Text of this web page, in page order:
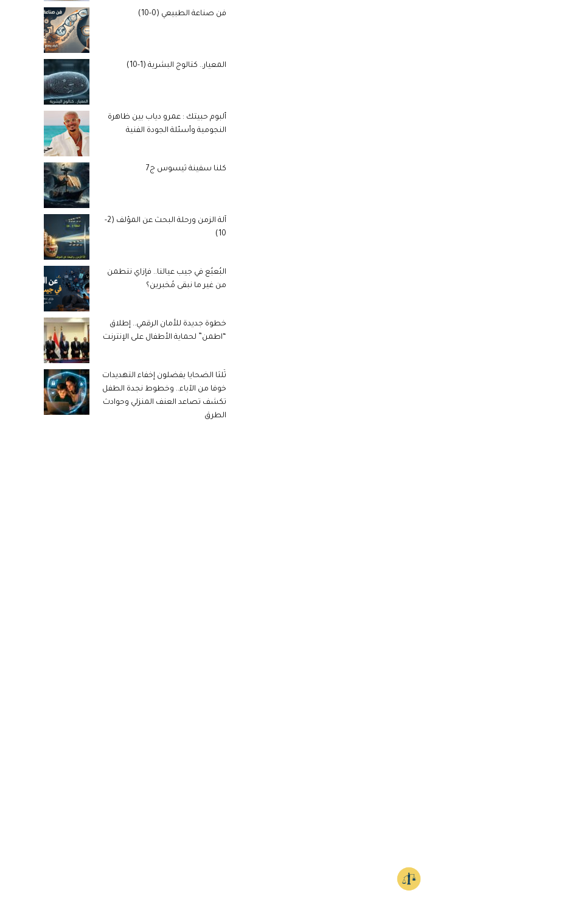
فن صناعة الطبيعي (0-10)
المعيار.. كتالوج البشرية (1-10)
ألبوم حبيتك : عمرو دياب بين ظاهرة
النجومية وأسئلة الجودة الفنية
كلنا سفينة ثيسوس ج7
آلة الزمن ورحلة البحث عن المؤلف (2-
10)
البُعبُع في جيب عيالنا.. فإزاي نتطمن
من غير ما نبقى مُخبرين؟
خطوة جديدة للأمان الرقمي.. إطلاق
“اطمن” لحماية الأطفال على الإنترنت
ثُلثا الضحايا يفضلون إخفاء التهديدات
خوفا من الآباء.. وخطوط نجدة الطفل
تكشف تصاعد العنف المنزلي وحوادث
الطرق